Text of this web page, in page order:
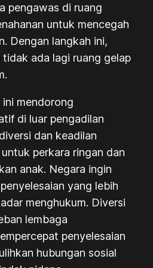
pengawas di ruang
untuk mencegah
Dengan langkah ini,
ada lagi ruang gelap
mendorong
di luar pengadilan
dan keadilan
perkara ringan dan
anak. Negara ingin
yang lebih
menghukum. Diversi
lembaga
penyelesaian
hubungan sosial